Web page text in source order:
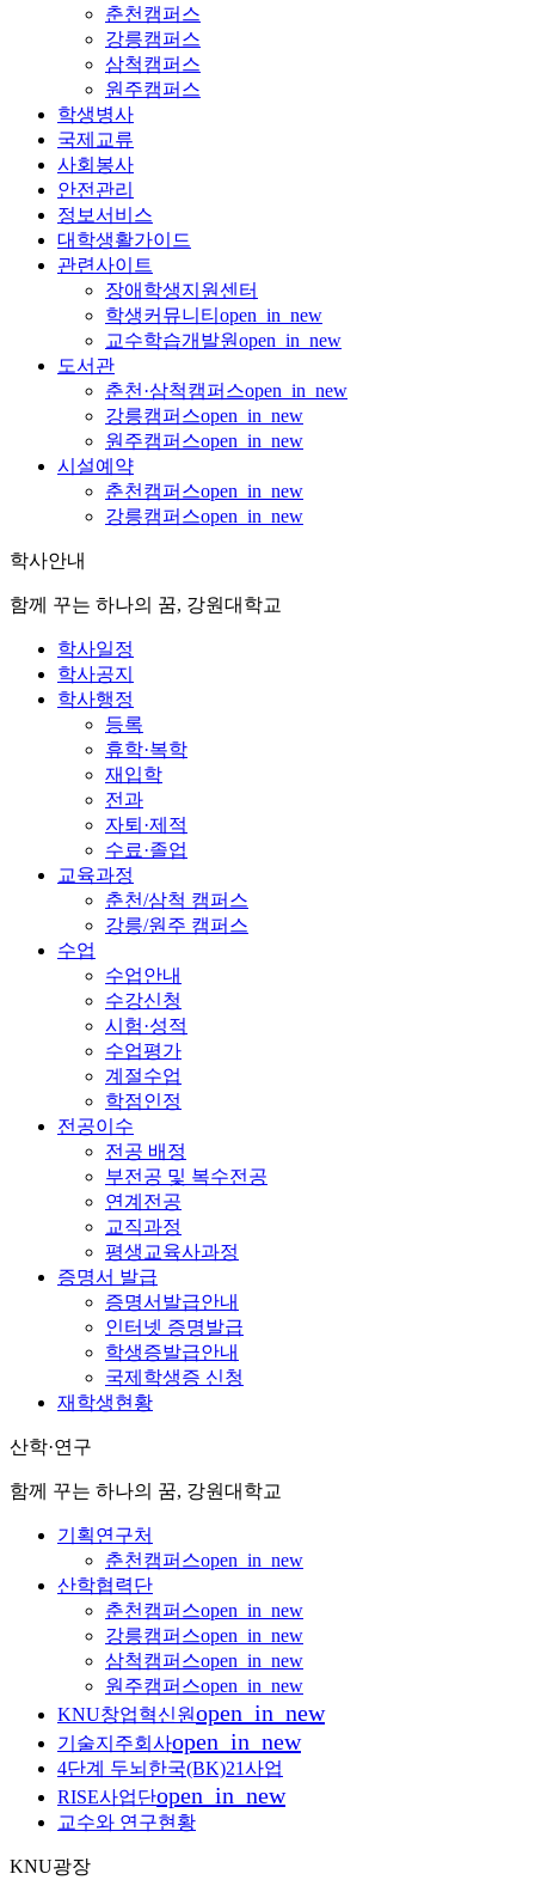
춘천캠퍼스
강릉캠퍼스
삼척캠퍼스
원주캠퍼스
학생병사
국제교류
사회봉사
안전관리
정보서비스
대학생활가이드
관련사이트
장애학생지원센터
학생커뮤니티 open_in_new
교수학습개발원open_in_new
도서관
춘천·삼척캠퍼스open_in_new
강릉캠퍼스open_in_new
원주캠퍼스open_in_new
시설예약
춘천캠퍼스open_in_new
강릉캠퍼스open_in_new
학사안내
함께 꾸는 하나의 꿈, 강원대학교
학사일정
학사공지
학사행정
등록
휴학·복학
재입학
전과
자퇴·제적
수료·졸업
교육과정
춘천/삼척 캠퍼스
강릉/원주 캠퍼스
수업
수업안내
수강신청
시험·성적
수업평가
계절수업
학점인정
전공이수
전공 배정
부전공 및 복수전공
연계전공
교직과정
평생교육사과정
증명서 발급
증명서발급안내
인터넷 증명발급
학생증발급안내
국제학생증 신청
재학생현황
산학·연구
함께 꾸는 하나의 꿈, 강원대학교
기획연구처
춘천캠퍼스open_in_new
산학협력단
춘천캠퍼스open_in_new
강릉캠퍼스open_in_new
삼척캠퍼스open_in_new
원주캠퍼스open_in_new
KNU창업혁신원open_in_new
기술지주회사open_in_new
4단계 두뇌한국(BK)21사업
RISE사업단open_in_new
교수와 연구현황
KNU광장